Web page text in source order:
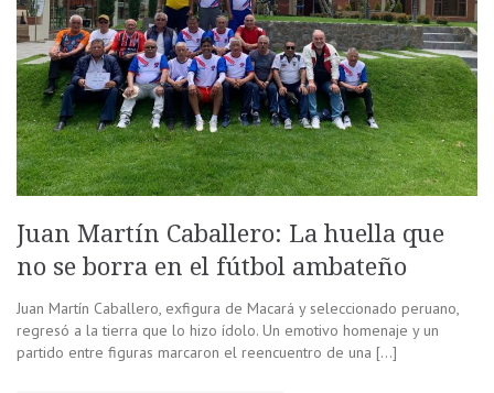
Juan Martín Caballero: La huella que
no se borra en el fútbol ambateño
Juan Martín Caballero, exfigura de Macará y seleccionado peruano,
regresó a la tierra que lo hizo ídolo. Un emotivo homenaje y un
partido entre figuras marcaron el reencuentro de una […]